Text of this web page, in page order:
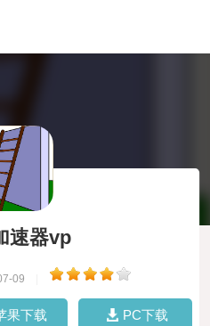
速器vp
09
果下载 PC下载